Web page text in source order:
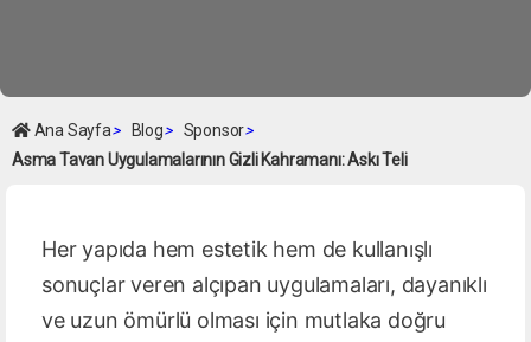
Ana Sayfa> Blog> Sponsor>
Asma Tavan Uygulamalarının Gizli Kahramanı: Askı Teli
Her yapıda hem estetik hem de kullanışlı
sonuçlar veren alçıpan uygulamaları, dayanıklı
ve uzun ömürlü olması için mutlaka doğru